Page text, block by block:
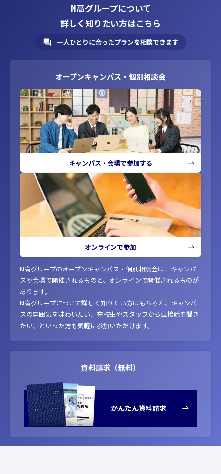
N高グループについて
詳しく知りたい方はこちら
一人ひとりに合ったプランを相談できます
オープンキャンパス・個別相談会
キャンパス・会場で参加する
オンラインで参加
N高グループのオープンキャンパス・個別相談会は、キャンパ
スや会場で開催されるものと、オンラインで開催されるものが
あります。
N高グループについて詳しく知りたい方はもちろん、キャンパ
スの雰囲気を味わいたい、在校生やスタッフから直接話を聞き
たい、といった方も気軽に参加いただけます。
資料請求（無料）
かんたん資料請求